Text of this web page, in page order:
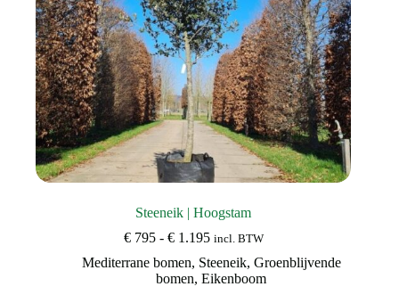
Steeneik | Hoogstam
€795 - €1.195Prijsklasse:
tot
€ 1.195
incl. BTW
Mediterrane bomen, Steeneik, Groenblijvende
bomen,Eikenboom